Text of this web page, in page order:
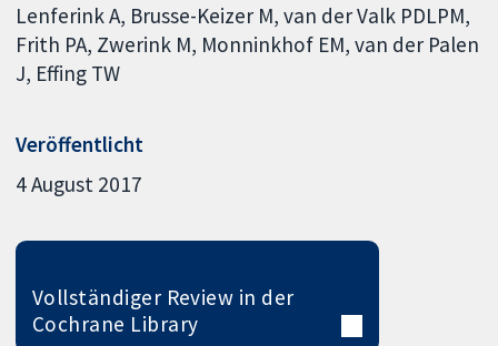
Lenferink A Brusse-Keizer M van der Valk PDLPM
Frith PA Zwerink M Monninkhof EM van der Palen
J Effing TW
Veröffentlicht
4 August 2017
Vollständiger Review in der
Cochrane Library